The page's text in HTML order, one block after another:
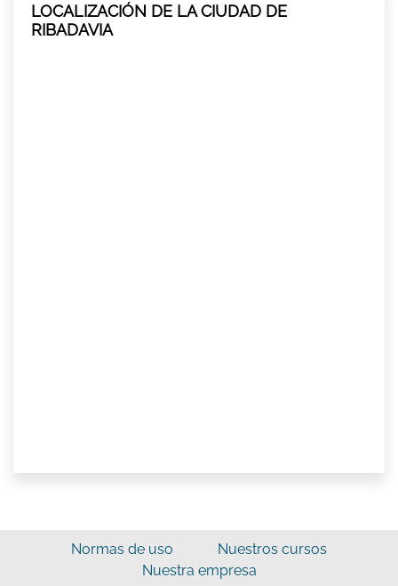
LOCALIZACIÓN DE LA CIUDAD DE
RIBADAVIA
Normas de uso
Nuestros cursos
Nuestra empresa